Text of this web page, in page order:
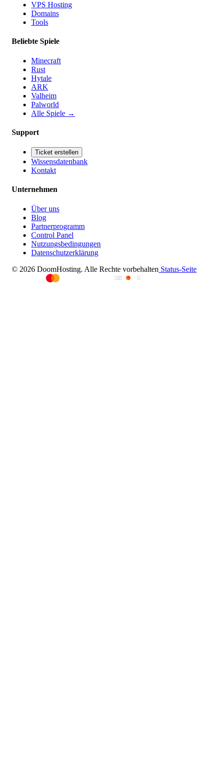
VPS Hosting
Domains
Tools
Beliebte Spiele
Minecraft
Rust
Hytale
ARK
Valheim
Palworld
Alle Spiele →
Support
Ticket erstellen
Wissensdatenbank
Kontakt
Unternehmen
Über uns
Blog
Partnerprogramm
Control Panel
Nutzungsbedingungen
Datenschutzerklärung
© 2026 DoomHosting. Alle Rechte vorbehalten Status-Seite